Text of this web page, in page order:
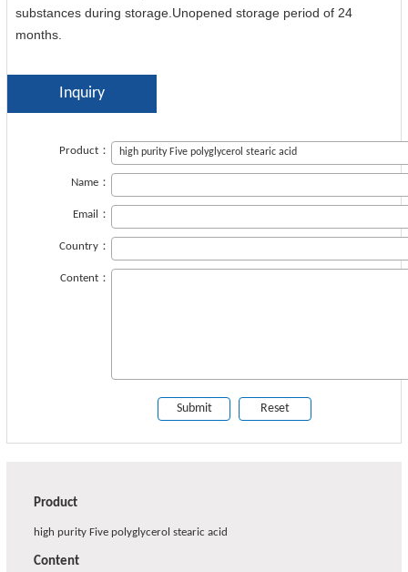
substances during storage.Unopened storage period of 24
months.
Inquiry
Product：
Name：
Email：
Country：
Content：
Product
high purity Five polyglycerol stearic acid
Content